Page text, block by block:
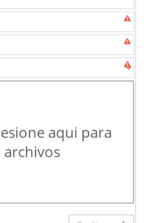
aqui para